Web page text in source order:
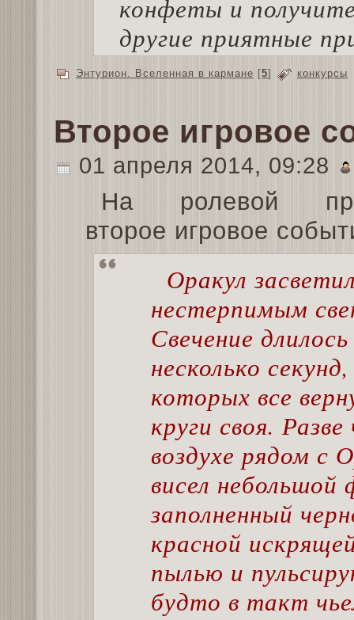
конфеты и
другие приятные
Энтурион. Вселенная в кармане [5] конкурсы
Второе игровое
01 апреля 2014, 09:28
На ролевой
второе игровое
Оракул
нестерпимым
Свечение длилось
несколько
которых все
круги своя.
воздухе рядом с
висел небольшой
заполненный
красной
пылью и
будто в такт